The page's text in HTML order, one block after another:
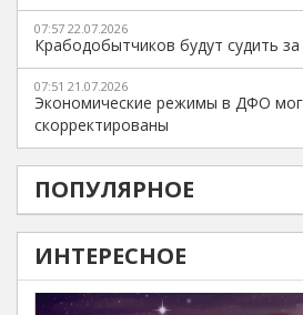
07:57 22.07.2026
Крабодобытчиков будут судить
07:51 21.07.2026
Экономические режимы в ДФО
скорректированы
ПОПУЛЯРНОЕ
ИНТЕРЕСНОЕ